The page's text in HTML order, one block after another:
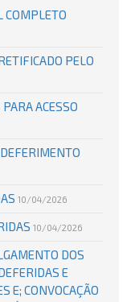
COMPLETO
PELO
ACESSO
10/04/2026
10/04/2026
DOS
E
E; CONVOCAÇÃO